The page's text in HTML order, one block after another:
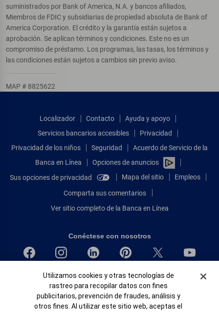
suministrados por Bank of America, N.A. y bancos afiliados,
Miembros de FDIC y subsidiarias de propiedad absoluta de Bank of
America Corporation. El crédito y la garantía están sujetos a
aprobación. Se aplican términos y condiciones. Este no es un
compromiso de préstamo. Los programas, las tasas, los términos y
las condiciones están sujetos a cambios sin previo aviso.
MAP # 8825622
Localizador Contacto
Ayuda y apoyo
Servicios bancarios accesibles
Privacidad
Privacidad de los niños
Seguridad
Acuerdo de Servicio de la
Banca en Línea
Opciones de anuncios
Sus opciones de privacidad
Mapa del sitio Empleos
Comparta sus comentarios
Ver sitio completo de la Banca en Línea
Conéctese con nosotros
Bank of America, N.A. Miembro de FDIC.
Igualdad de oportunidades en préstamos para viviendas
© 2026 Bank of America Corporation.
Todos Los Derechos Reservados.
Banner de Cookies
Utilizamos cookies y otras tecnologías de
rastreo para recopilar datos con fines
publicitarios, prevención de fraudes, análisis y
otros fines. Al utilizar este sitio web, aceptas el